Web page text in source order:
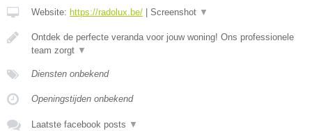
Website: https://radolux.be/ Screenshot ▼
Ontdek de perfecte veranda voor jouw woning! Ons professionele
team zorgt ▼
Diensten onbekend
Openingstijden onbekend
Laatste facebook posts ▼